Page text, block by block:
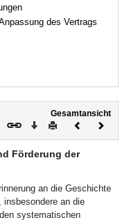
des Vertrags
Gesamtansicht
Download
DruckenVorheriges
Förderung der
an die Geschichte
insbesondere an die
systematischen